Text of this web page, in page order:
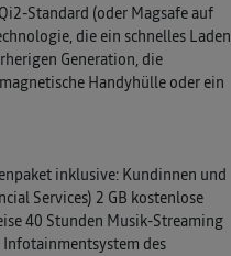
Standard (oder Magsafe auf
die ein schnelles Laden
Generation, die
Handyhülle oder ein
inklusive: Kundinnen und
Services) 2 GB kostenlose
40 Stunden Musik-Streaming
des